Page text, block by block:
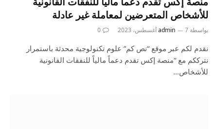
للأشخاص المتعرضين لمعاملة غير عادلة
بواسطة admin 7 أغسطس، 2023 0
نقدم لكم عبر موقع “نص كم” علوم تكنولوجية محدثة باستمرار
نترككم مع “منصة إكس تقدم دعماً مالياً للنفقات القانونية
للأشخاص…